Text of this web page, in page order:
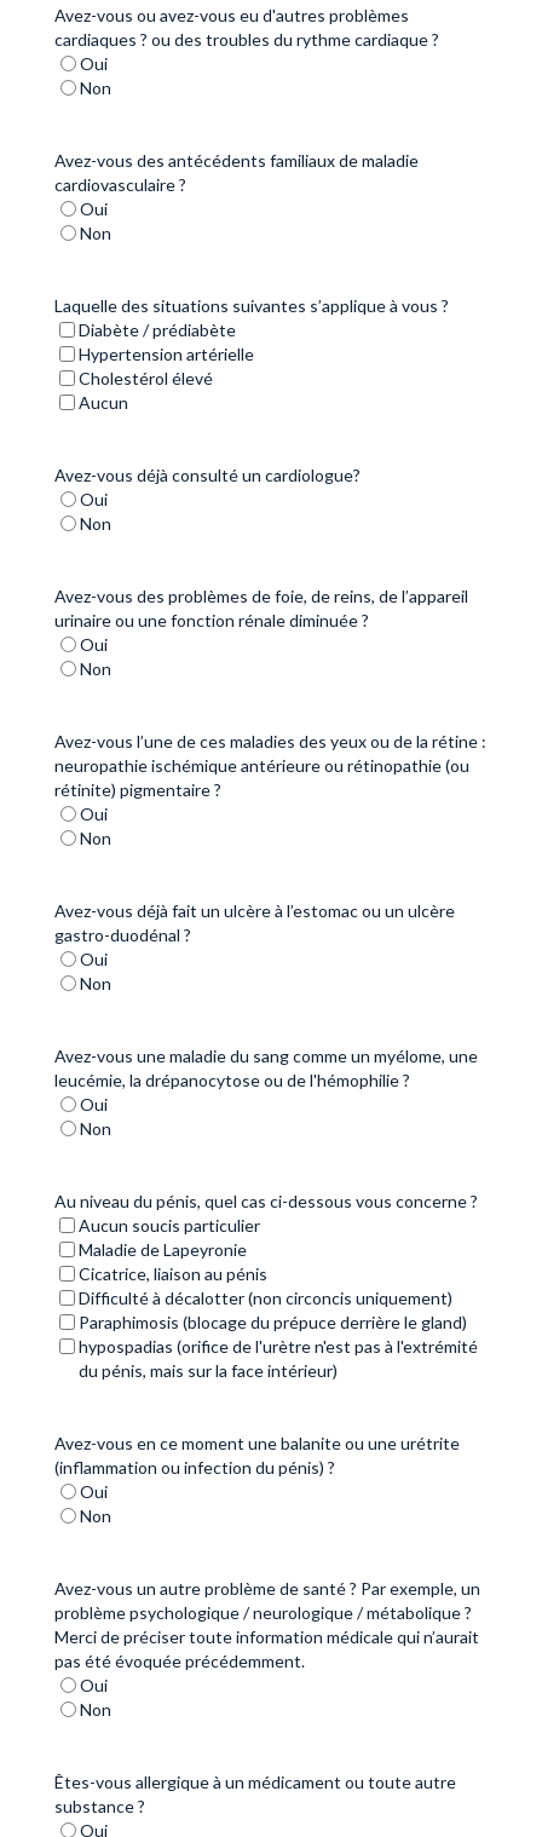
Avez-vous ou avez-vous eu d'autres problèmes
cardiaques ? ou des troubles du rythme cardiaque ?
Oui
Non
Avez-vous des antécédents familiaux de maladie
cardiovasculaire ?
Oui
Non
Laquelle des situations suivantes s’applique à vous ?
Diabète / prédiabète
Hypertension artérielle
Cholestérol élevé
Aucun
Avez-vous déjà consulté un cardiologue?
Oui
Non
Avez-vous des problèmes de foie, de reins, de l’appareil
urinaire ou une fonction rénale diminuée ?
Oui
Non
Avez-vous l’une de ces maladies des yeux ou de la rétine :
neuropathie ischémique antérieure ou rétinopathie (ou
rétinite) pigmentaire ?
Oui
Non
Avez-vous déjà fait un ulcère à l’estomac ou un ulcère
gastro-duodénal ?
Oui
Non
Avez-vous une maladie du sang comme un myélome, une
leucémie, la drépanocytose ou de l'hémophilie ?
Oui
Non
Au niveau du pénis, quel cas ci-dessous vous concerne ?
Aucun soucis particulier
Maladie de Lapeyronie
Cicatrice, liaison au pénis
Difficulté à décalotter (non circoncis uniquement)
Paraphimosis (blocage du prépuce derrière le gland)
hypospadias (orifice de l'urètre n'est pas à l'extrémité
du pénis, mais sur la face intérieur)
Avez-vous en ce moment une balanite ou une urétrite
(inflammation ou infection du pénis) ?
Oui
Non
Avez-vous un autre problème de santé ? Par exemple, un
problème psychologique / neurologique / métabolique ?
Merci de préciser toute information médicale qui n’aurait
pas été évoquée précédemment.
Oui
Non
Êtes-vous allergique à un médicament ou toute autre
substance ?
Oui